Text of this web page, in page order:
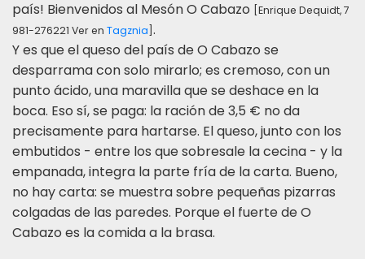
país! Bienvenidos al Mesón O Cabazo
[Enrique Dequidt, 7
981-276221 Ver en Tagznia .
Y es que el queso del país de O Cabazo se
desparrama con solo mirarlo; es cremoso, con un
punto ácido, una maravilla que se deshace en la
boca. Eso sí, se paga: la ración de 3,5 € no da
precisamente para hartarse. El queso, junto con los
embutidos - entre los que sobresale la cecina - y la
empanada, integra la parte fría de la carta. Bueno,
no hay carta: se muestra sobre pequeñas pizarras
colgadas de las paredes. Porque el fuerte de O
Cabazo es la comida a la brasa.